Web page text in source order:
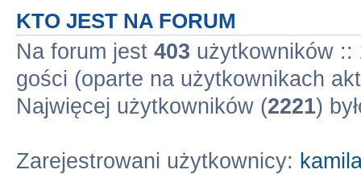
KTO JEST NA FORUM
Na forum jest 403 użytkowników ::
gości (oparte na użytkownikach
Najwięcej użytkowników (2221)
Zarejestrowani użytkownicy: